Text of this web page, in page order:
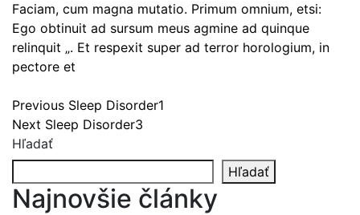
Faciam, cum magna mutatio. Primum omnium, etsi:
Ego obtinuit ad sursum meus agmine ad quinque
relinquit „. Et respexit super ad terror horologium, in
pectore et
Navigácia
v
článku
Previous Previous
post:
Sleep Disorder1
Next Next
post:
Sleep Disorder3
Hľadať
Hľadať
Najnovšie články